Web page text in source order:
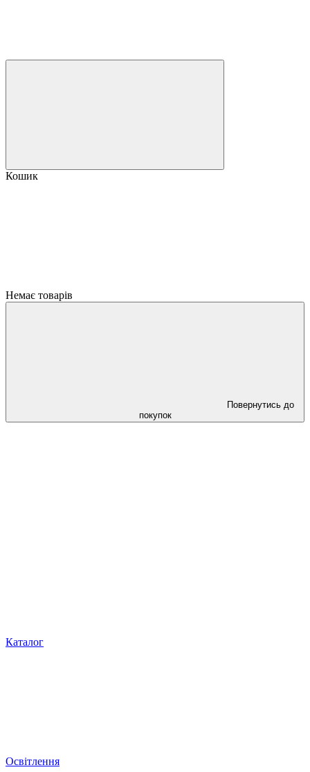
Кошик
Немає товарів
Повернутись до
покупок
Каталог
Освітлення